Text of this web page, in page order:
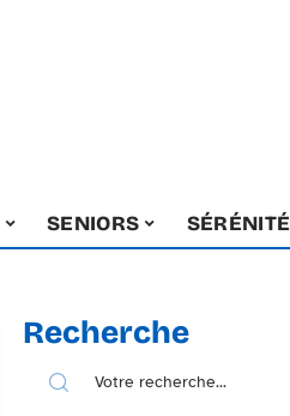
SENIORS SÉRÉNITÉ
Recherche